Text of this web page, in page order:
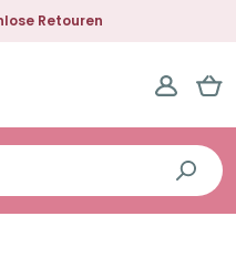
Retouren